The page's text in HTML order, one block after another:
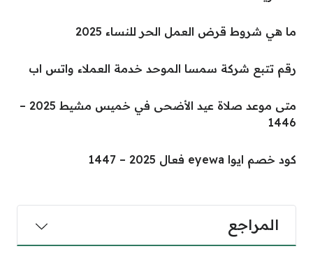
ما هي شروط قرض العمل الحر للنساء 2025
رقم تتبع شركة سمسا الموحد خدمة العملاء واتس اب
متى موعد صلاة عيد الأضحى في خميس مشيط 2025 –
1446
كود خصم ايوا eyewa فعال 2025 – 1447
المراجع